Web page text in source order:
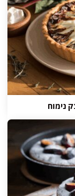
נימוח